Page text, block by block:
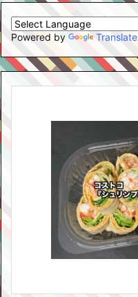
Powered by Translate